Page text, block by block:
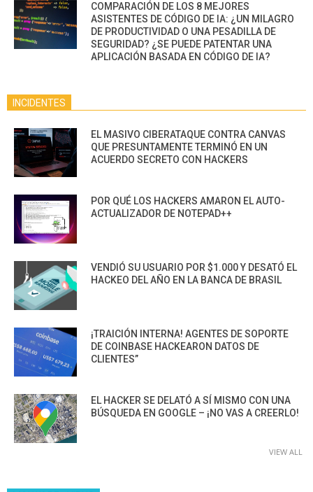
COMPARACIÓN DE LOS 8 MEJORES
ASISTENTES DE CÓDIGO DE IA: ¿UN MILAGRO
DE PRODUCTIVIDAD O UNA PESADILLA DE
SEGURIDAD? ¿SE PUEDE PATENTAR UNA
APLICACIÓN BASADA EN CÓDIGO DE IA?
INCIDENTES
EL MASIVO CIBERATAQUE CONTRA CANVAS
QUE PRESUNTAMENTE TERMINÓ EN UN
ACUERDO SECRETO CON HACKERS
POR QUÉ LOS HACKERS AMARON EL AUTO-
ACTUALIZADOR DE NOTEPAD++
VENDIÓ SU USUARIO POR $1.000 Y DESATÓ EL
HACKEO DEL AÑO EN LA BANCA DE BRASIL
¡TRAICIÓN INTERNA! AGENTES DE SOPORTE
DE COINBASE HACKEARON DATOS DE
CLIENTES”
EL HACKER SE DELATÓ A SÍ MISMO CON UNA
BÚSQUEDA EN GOOGLE – ¡NO VAS A CREERLO!
VIEW ALL